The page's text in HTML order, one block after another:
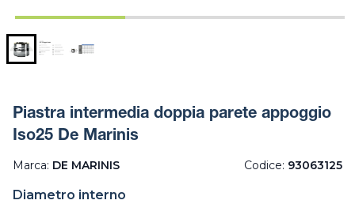
Piastra intermedia doppia parete appoggio
Iso25 De Marinis
Marca: DE MARINIS Codice: 93063125
Diametro interno